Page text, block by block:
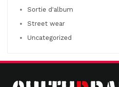
Sortie d'album
Street wear
Uncategorized